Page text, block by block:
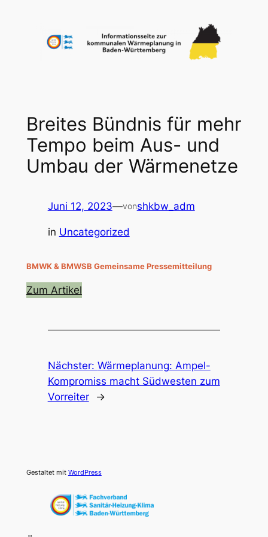
Breites Bündnis für mehr
Tempo beim Aus- und
Umbau der Wärmenetze
Juni 12, 2023—vonshkbw_adm
in Uncategorized
BMWK & BMWSB Gemeinsame Pressemitteilung
Zum Artikel
Nächster: Wärmeplanung: Ampel-
Kompromiss macht Südwesten zum
Vorreiter
→
Gestaltet mit WordPress